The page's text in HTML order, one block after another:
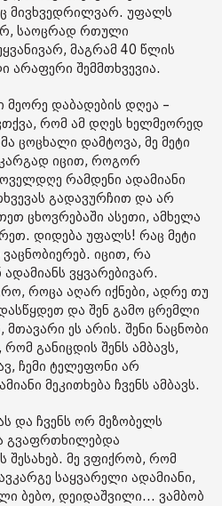
მივხვედრილვარ. უფალს
საოცრად რთული
მაგრამ 40 წლის
არაფერი შემმთხვევია.
მეორე დაბადების დღეა –
რომ ამ დღეს ხელმეორედ
ცოცხალი დამტოვა, მე მეტი
კარგად იცით, როგორ
რამდენი ადამიანი
გადავურჩით და არ
ცხოვრებაში ასეთი, ამხელა
დიდება უფალს! რაც მეტი
იცით, რა
ვყვარებივარ.
როცა აღარ იქნები, ადრე თუ
და შენ გამო ცრემლი
ეს არის. შენი ნაცნობი
განიცდის შენს ამბავს,
ჩემი ტელეფონი არ
მეკითხება ჩვენს ამბავს.
და ჩვენს ორ მეზობელს
გვაფრთხილებდა
მე ვფიქრობ, რომ
საყვარელი ადამიანი,
ბებო, დეიდაშვილი... ვამბობ